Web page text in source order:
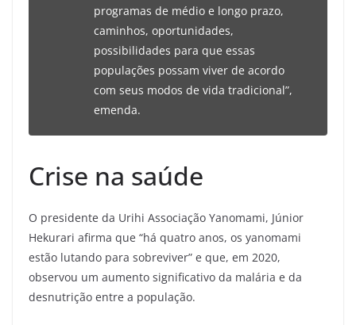
programas de médio e longo prazo,
caminhos, oportunidades,
possibilidades para que essas
populações possam viver de acordo
com seus modos de vida tradicional”,
emenda.
Crise na saúde
O presidente da Urihi Associação Yanomami, Júnior
Hekurari afirma que “há quatro anos, os yanomami
estão lutando para sobreviver” e que, em 2020,
observou um aumento significativo da malária e da
desnutrição entre a população.